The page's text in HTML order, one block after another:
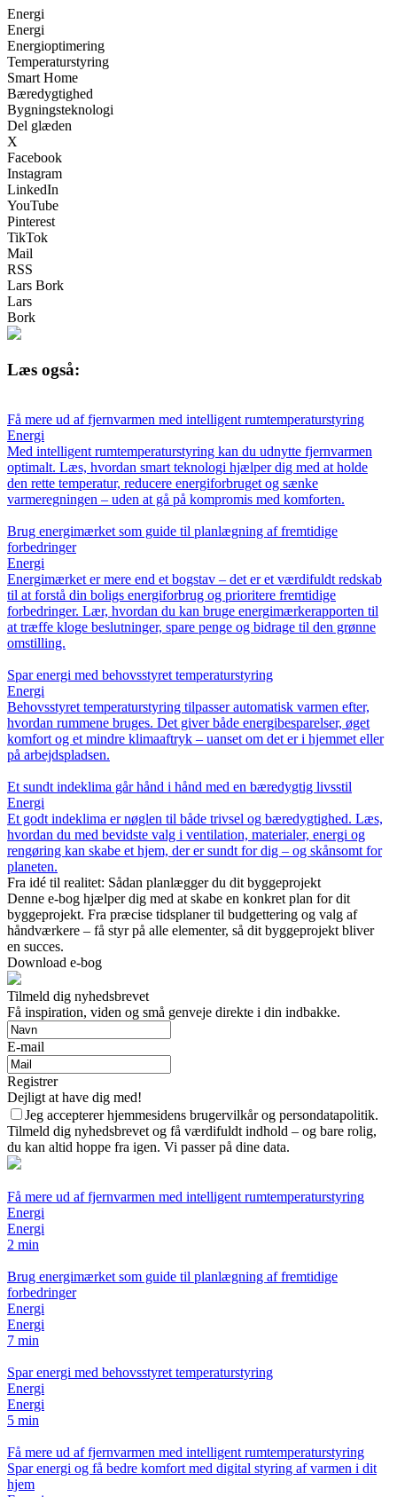
Energi
Energi
Energioptimering
Temperaturstyring
Smart Home
Bæredygtighed
Bygningsteknologi
Del glæden
X
Facebook
Instagram
LinkedIn
YouTube
Pinterest
TikTok
Mail
RSS
Lars Bork
Lars
Bork
Læs også:
Få mere ud af fjernvarmen med intelligent rumtemperaturstyring
Energi
Med intelligent rumtemperaturstyring kan du udnytte fjernvarmen
optimalt. Læs, hvordan smart teknologi hjælper dig med at holde
den rette temperatur, reducere energiforbruget og sænke
varmeregningen – uden at gå på kompromis med komforten.
Brug energimærket som guide til planlægning af fremtidige
forbedringer
Energi
Energimærket er mere end et bogstav – det er et værdifuldt redskab
til at forstå din boligs energiforbrug og prioritere fremtidige
forbedringer. Lær, hvordan du kan bruge energimærkerapporten til
at træffe kloge beslutninger, spare penge og bidrage til den grønne
omstilling.
Spar energi med behovsstyret temperaturstyring
Energi
Behovsstyret temperaturstyring tilpasser automatisk varmen efter,
hvordan rummene bruges. Det giver både energibesparelser, øget
komfort og et mindre klimaaftryk – uanset om det er i hjemmet eller
på arbejdspladsen.
Et sundt indeklima går hånd i hånd med en bæredygtig livsstil
Energi
Et godt indeklima er nøglen til både trivsel og bæredygtighed. Læs,
hvordan du med bevidste valg i ventilation, materialer, energi og
rengøring kan skabe et hjem, der er sundt for dig – og skånsomt for
planeten.
Fra idé til realitet: Sådan planlægger du dit byggeprojekt
Denne e-bog hjælper dig med at skabe en konkret plan for dit
byggeprojekt. Fra præcise tidsplaner til budgettering og valg af
håndværkere – få styr på alle elementer, så dit byggeprojekt bliver
en succes.
Download e-bog
Tilmeld dig nyhedsbrevet
Få inspiration, viden og små genveje direkte i din indbakke.
E-mail
Registrer
Dejligt at have dig med!
Jeg accepterer hjemmesidens brugervilkår og persondatapolitik.
Tilmeld dig nyhedsbrevet og få værdifuldt indhold – og bare rolig,
du kan altid hoppe fra igen. Vi passer på dine data.
Få mere ud af fjernvarmen med intelligent rumtemperaturstyring
Energi
Energi
2 min
Brug energimærket som guide til planlægning af fremtidige
forbedringer
Energi
Energi
7 min
Spar energi med behovsstyret temperaturstyring
Energi
Energi
5 min
Få mere ud af fjernvarmen med intelligent rumtemperaturstyring
Spar energi og få bedre komfort med digital styring af varmen i dit
hjem